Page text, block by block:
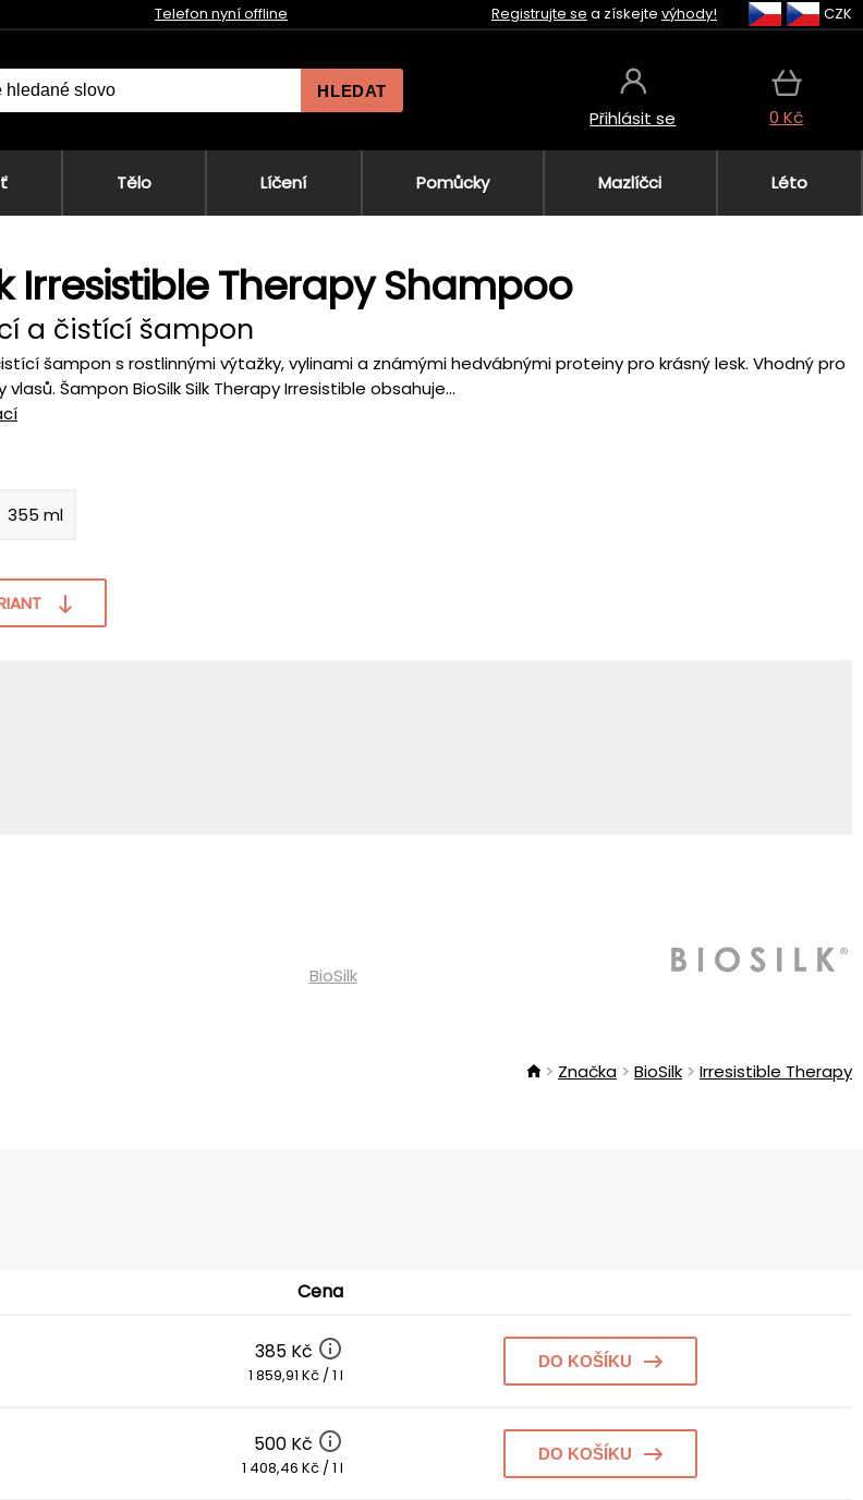
Telefon nyní offline Registrujte se a získejte výhody! CZK
HLEDAT
Přihlásit se 0 Kč
Tělo Líčení Pomůcky Mazlíčci Léto
Irresistible Therapy Shampoo
a čistící šampon
šampon s rostlinnými výtažky, vylinami a známými hedvábnými proteiny pro krásný lesk. Vhodný pro
Šampon BioSilk Silk Therapy Irresistible obsahuje...
355 ml
BioSilk
Značka BioSilk Irresistible Therapy
Cena
385 Kč
1 859,91 Kč / 1 l
DO KOŠÍKU
500 Kč
1 408,46 Kč / 1 l
DO KOŠÍKU